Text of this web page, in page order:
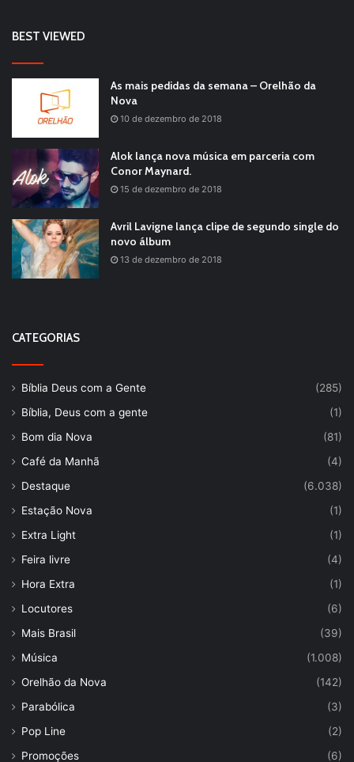
BEST VIEWED
As mais pedidas da semana – Orelhão da
Nova
10 de dezembro de 2018
Alok lança nova música em parceria com
Conor Maynard.
15 de dezembro de 2018
Avril Lavigne lança clipe de segundo single do
novo álbum
13 de dezembro de 2018
CATEGORIAS
Bíblia Deus com a Gente
(285)
Bíblia, Deus com a gente
(1)
Bom dia Nova
(81)
Café da Manhã
(4)
Destaque
(6.038)
Estação Nova
(1)
Extra Light
(1)
Feira livre
(4)
Hora Extra
(1)
Locutores
(6)
Mais Brasil
(39)
Música
(1.008)
Orelhão da Nova
(142)
Parabólica
(3)
Pop Line
(2)
Promoções
(6)